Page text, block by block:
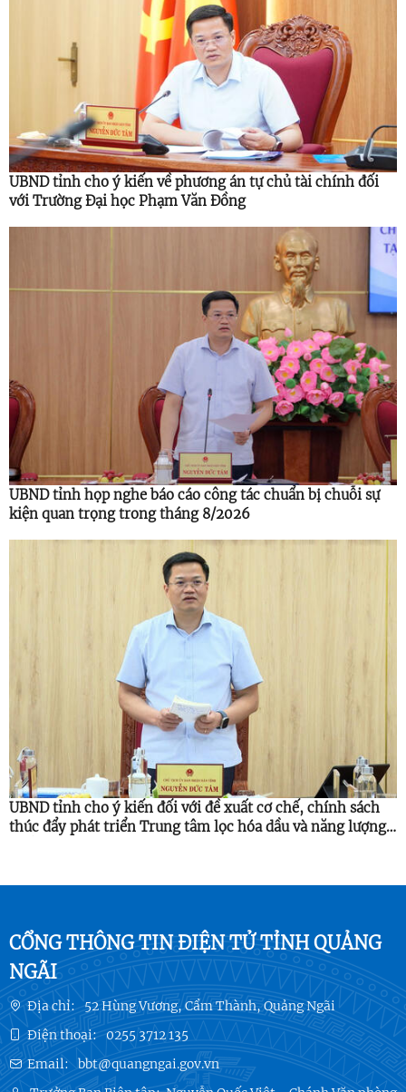
UBND tỉnh cho ý kiến về phương án tự chủ tài chính đối
với Trường Đại học Phạm Văn Đồng
UBND tỉnh họp nghe báo cáo công tác chuẩn bị chuỗi sự
kiện quan trọng trong tháng 8/2026
UBND tỉnh cho ý kiến đối với đề xuất cơ chế, chính sách
thúc đẩy phát triển Trung tâm lọc hóa dầu và năng lượng
CỔNG THÔNG TIN ĐIỆN TỬ TỈNH QUẢNG
NGÃI
Địa chỉ: 52 Hùng Vương, Cẩm Thành, Quảng Ngãi
Điện thoại: 0255 3712 135
Email: bbt@quangngai.gov.vn